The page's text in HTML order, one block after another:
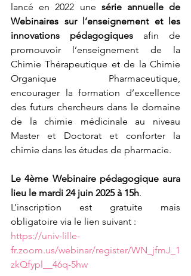
lancé en 2022 une série annuelle de
Webinaires sur l’enseignement et les
innovations pédagogiques afin de
promouvoir l’enseignement de la
Chimie Thérapeutique et de la Chimie
Organique Pharmaceutique,
encourager la formation d’excellence
des futurs chercheurs dans le domaine
de la chimie médicinale au niveau
Master et Doctorat et conforter la
chimie dans les études de pharmacie.
Le 4ème Webinaire pédagogique aura
lieu le mardi 24 juin 2025 à 15h.
L’inscription est gratuite mais
obligatoire via le lien suivant :
https://univ-lille-
fr.zoom.us/webinar/register/WN_jfmJ_1
zkQfypl__46q-5hw